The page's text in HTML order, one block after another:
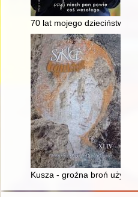
70 lat mojego dzieciństwa
Kusza - groźna broń